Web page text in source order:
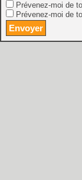
Prévenez-moi de
Prévenez-moi de